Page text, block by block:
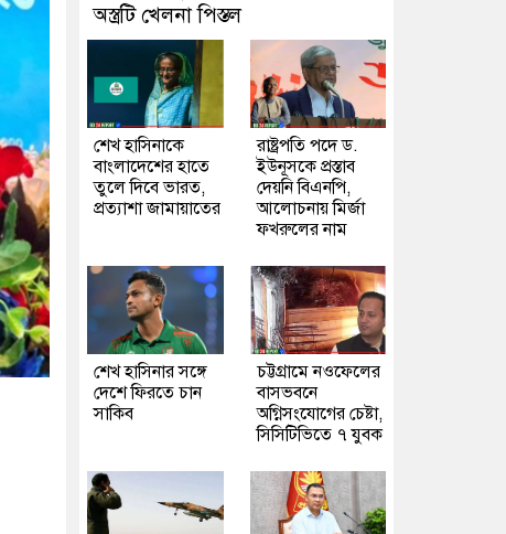
অস্ত্রটি খেলনা পিস্তল
শেখ হাসিনাকে
বাংলাদেশের হাতে
তুলে দিবে ভারত,
প্রত্যাশা জামায়াতের
রাষ্ট্রপতি পদে ড.
ইউনূসকে প্রস্তাব
দেয়নি বিএনপি,
আলোচনায় মির্জা
ফখরুলের নাম
শেখ হাসিনার সঙ্গে
দেশে ফিরতে চান
সাকিব
চট্টগ্রামে নওফেলের
বাসভবনে
অগ্নিসংযোগের চেষ্টা,
সিসিটিভিতে ৭ যুবক